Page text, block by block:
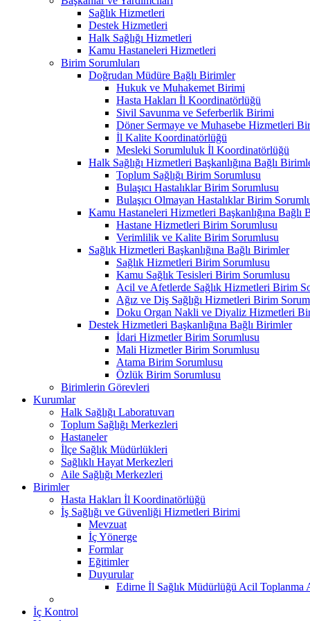
Sağlık Hizmetleri
Destek Hizmetleri
Halk Sağlığı Hizmetleri
Kamu Hastaneleri Hizmetleri
Birim Sorumluları
Doğrudan Müdüre Bağlı Birimler
Hukuk ve Muhakemet Birimi
Hasta Hakları İl Koordinatörlüğü
Sivil Savunma ve Seferberlik Birimi
Döner Sermaye ve Muhasebe Hizmetleri
İl Kalite Koordinatörlüğü
Mesleki Sorumluluk İl Koordinatörlüğü
Halk Sağlığı Hizmetleri Başkanlığına Bağlı
Toplum Sağlığı Birim Sorumlusu
Bulaşıcı Hastalıklar Birim Sorumlusu
Bulaşıcı Olmayan Hastalıklar Birim
Kamu Hastaneleri Hizmetleri Başkanlığına Bağlı
Hastane Hizmetleri Birim Sorumlusu
Verimlilik ve Kalite Birim Sorumlusu
Sağlık Hizmetleri Başkanlığına Bağlı Birimler
Sağlık Hizmetleri Birim Sorumlusu
Kamu Sağlık Tesisleri Birim Sorumlusu
Acil ve Afetlerde Sağlık Hizmetleri Birim
Ağız ve Diş Sağlığı Hizmetleri Birim
Doku Organ Nakli ve Diyaliz Hizmetleri
Destek Hizmetleri Başkanlığına Bağlı Birimler
İdari Hizmetler Birim Sorumlusu
Mali Hizmetler Birim Sorumlusu
Atama Birim Sorumlusu
Özlük Birim Sorumlusu
Birimlerin Görevleri
Kurumlar
Halk Sağlığı Laboratuvarı
Toplum Sağlığı Merkezleri
Hastaneler
İlçe Sağlık Müdürlükleri
Sağlıklı Hayat Merkezleri
Aile Sağlığı Merkezleri
Birimler
Hasta Hakları İl Koordinatörlüğü
İş Sağlığı ve Güvenliği Hizmetleri Birimi
Mevzuat
İç Yönerge
Formlar
Eğitimler
Duyurular
Edirne İl Sağlık Müdürlüğü Acil Toplanma
İç Kontrol